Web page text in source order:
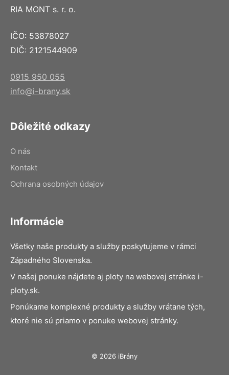
RIA MONT s. r. o.
IČO: 53878027
DIČ: 2121544909
0915 950 055
info@i-brany.sk
Dôležité odkazy
O nás
Kontakt
Ochrana osobných údajov
Informácie
Všetky naše produkty a služby poskytujeme v rámci
Západného Slovenska.
V našej ponuke nájdete aj ploty na webovej stránke i-
ploty.sk.
Ponúkame komplexné produkty a služby vrátane tých,
ktoré nie sú priamo v ponuke webovej stránky.
© 2026 iBrány